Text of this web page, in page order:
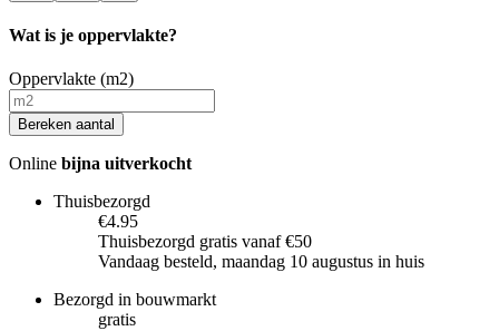
Wat is je oppervlakte?
Oppervlakte (m2)
Bereken aantal
Online bijna uitverkocht
Thuisbezorgd
€4.95
Thuisbezorgd gratis vanaf €50
Vandaag besteld, maandag 10 augustus in huis
Bezorgd in bouwmarkt
gratis